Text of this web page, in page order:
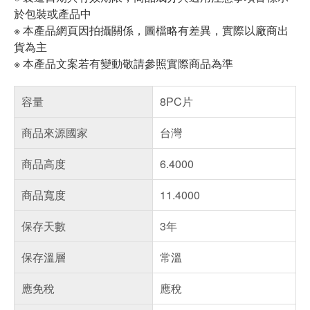
於包裝或產品中
※ 本產品網頁因拍攝關係，圖檔略有差異，實際以廠商出
貨為主
※ 本產品文案若有變動敬請參照實際商品為準
容量
8PC片
商品來源國家
台灣
商品高度
6.4000
商品寬度
11.4000
保存天數
3年
保存溫層
常溫
應免稅
應稅